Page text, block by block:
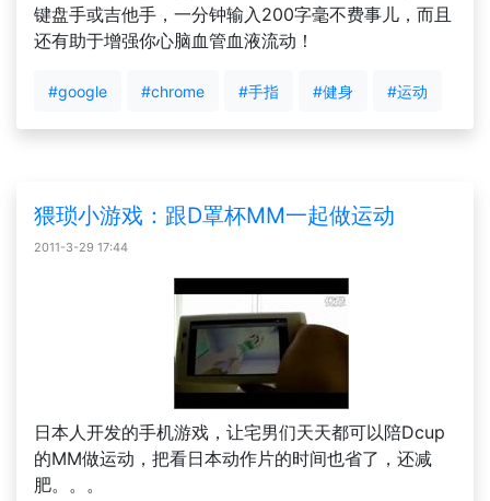
键盘手或吉他手，一分钟输入200字毫不费事儿，而且
还有助于增强你心脑血管血液流动！
#google #chrome #手指 #健身 #运动
猥琐小游戏：跟D罩杯MM一起做运动
2011-3-29 17:44
日本人开发的手机游戏，让宅男们天天都可以陪Dcup
的MM做运动，把看日本动作片的时间也省了，还减
肥。。。